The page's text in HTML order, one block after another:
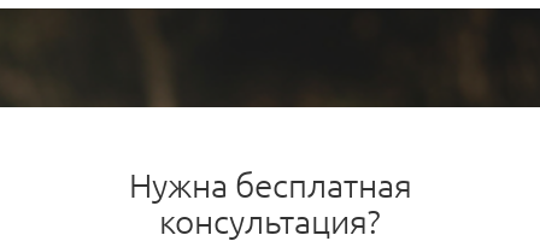
Нужна бесплатная
консультация?